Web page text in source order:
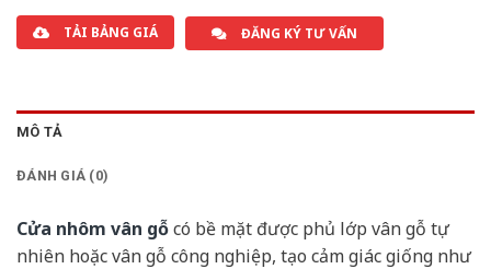
TẢI BẢNG GIÁ ĐĂNG KÝ TƯ VẤN
MÔ TẢ
ĐÁNH GIÁ (0)
Cửa nhôm vân gỗcó bề mặt được phủ lớp vân gỗ tự
nhiên hoặc vân gỗ công nghiệp, tạo cảm giác giống như